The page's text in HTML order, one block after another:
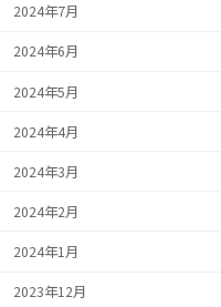
2024年7月
2024年6月
2024年5月
2024年4月
2024年3月
2024年2月
2024年1月
2023年12月